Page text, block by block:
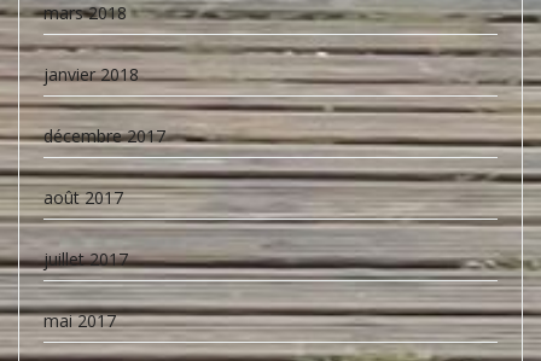
mars 2018
janvier 2018
décembre 2017
août 2017
juillet 2017
mai 2017